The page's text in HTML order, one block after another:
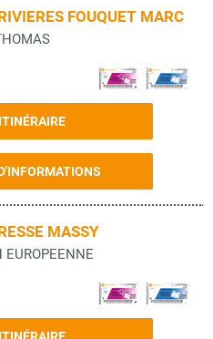
FOUQUET MARC
ITINÉRAIRE
MASSY
EUROPEENNE